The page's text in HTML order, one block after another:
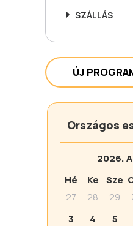
SZÁLLÁS
ÚJ
Országos
2026.
Hé
Ke Sze
27
28 29
3
4 5